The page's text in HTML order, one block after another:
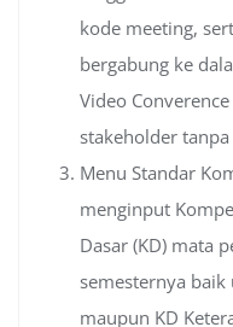
kode meeting,
bergabung ke
Video
stakeholder
Menu Standar
menginput
Dasar (KD) mata
semesternya baik
maupun KD